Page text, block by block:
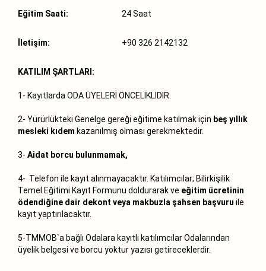
Eğitim Saati: 24 Saat
İletişim: +90 326 2142132
KATILIM ŞARTLARI:
1- Kayıtlarda ODA ÜYELERİ ÖNCELİKLİDİR.
2- Yürürlükteki Genelge gereği eğitime katılmak için beş yıllık
mesleki kıdem kazanılmış olması gerekmektedir.
3- Aidat borcu bulunmamak,
4- Telefon ile kayıt alınmayacaktır. Katılımcılar; Bilirkişilik
Temel Eğitimi Kayıt Formunu doldurarak ve eğitim ücretinin
ödendiğine dair dekont veya makbuzla şahsen başvuru ile
kayıt yaptırılacaktır.
5-TMMOB`a bağlı Odalara kayıtlı katılımcılar Odalarından
üyelik belgesi ve borcu yoktur yazısı getireceklerdir.